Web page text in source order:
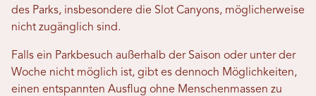
des Parks, insbesondere die Slot Canyons, möglicherweise
nicht zugänglich sind.
Falls ein Parkbesuch außerhalb der Saison oder unter der
Woche nicht möglich ist, gibt es dennoch Möglichkeiten,
einen entspannten Ausflug ohne Menschenmassen zu